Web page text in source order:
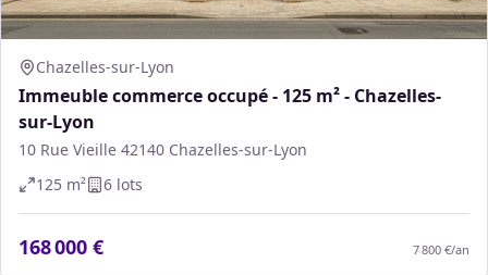
Chazelles-sur-Lyon
Immeuble commerce occupé - 125 m² - Chazelles-
sur-Lyon
10 Rue Vieille 42140 Chazelles-sur-Lyon
125 m² 6 lots
168 000 € 7 800 €/an